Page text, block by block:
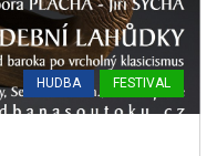
HUDBA FESTIVAL